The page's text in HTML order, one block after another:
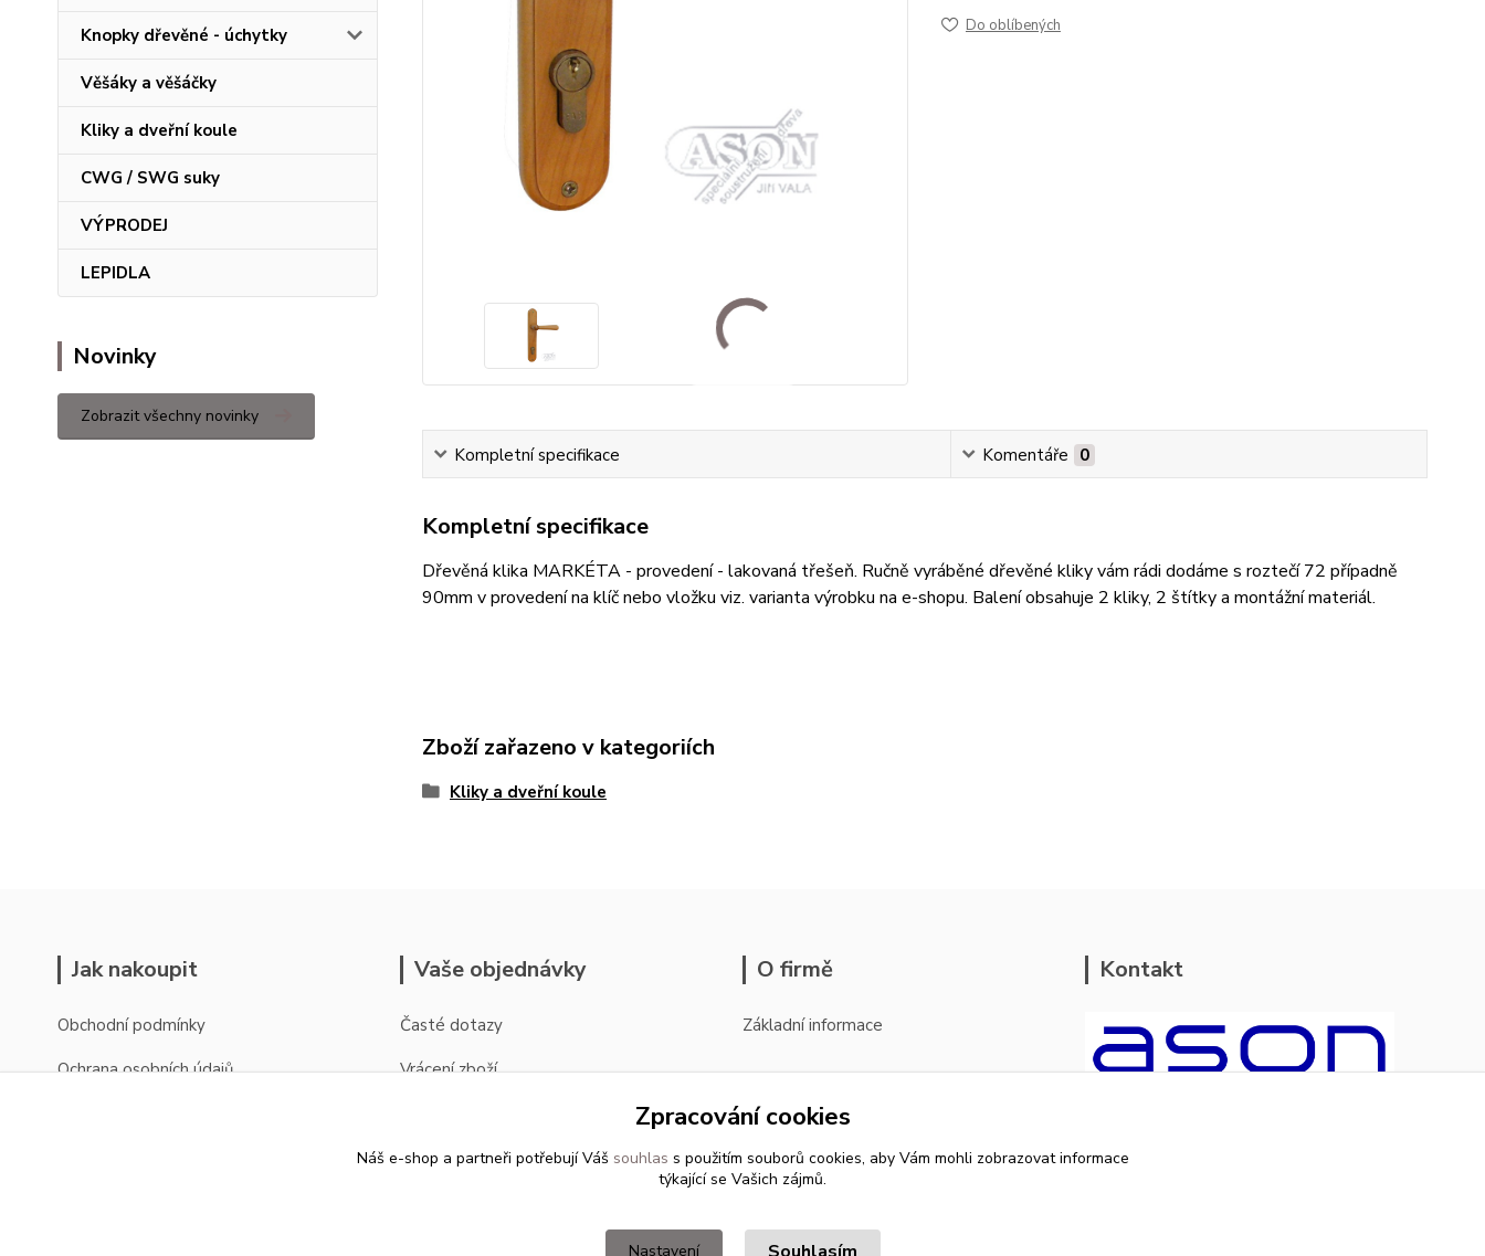
Knopky dřevěné - úchytky
Věšáky a věšáčky
Kliky a dveřní koule
CWG / SWG suky
VÝPRODEJ
LEPIDLA
Novinky
Zobrazit všechny novinky
Do oblíbených
Kompletní specifikace Komentáře 0
Kompletní specifikace
Dřevěná klika MARKÉTA - provedení - lakovaná třešeň. Ručně vyráběné dřevěné kliky vám rádi dodáme s roztečí 72 případně
90mm v provedení na klíč nebo vložku viz. varianta výrobku na e-shopu. Balení obsahuje 2 kliky, 2 štítky a montážní materiál.
Zboží zařazeno v kategoriích
Kliky a dveřní koule
Jak nakoupit
Obchodní podmínky
Ochrana osobních údajů
Vaše objednávky
Časté dotazy
Vrácení zboží
Stav objednávky
O firmě
Základní informace
Kontakt
Zpracování cookies
Náš e-shop a partneři potřebují Váš souhlas s použitím souborů cookies, aby Vám mohli zobrazovat informace
týkající se Vašich zájmů.
Nastavení